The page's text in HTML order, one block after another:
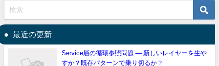
最近の更新
Service層の循環参照問題 — 新しいレイヤーを生や
すか？既存パターンで乗り切るか？